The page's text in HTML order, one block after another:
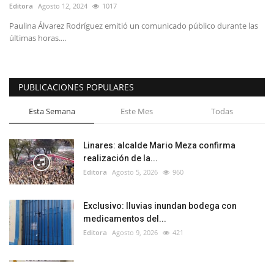
Editora Agosto 12, 2024 1017
Paulina Álvarez Rodríguez emitió un comunicado público durante las
últimas horas....
PUBLICACIONES POPULARES
Esta Semana Este Mes Todas
Linares: alcalde Mario Meza confirma
realización de la...
Editora Agosto 5, 2026 960
Exclusivo: lluvias inundan bodega con
medicamentos del...
Editora Agosto 9, 2026 421